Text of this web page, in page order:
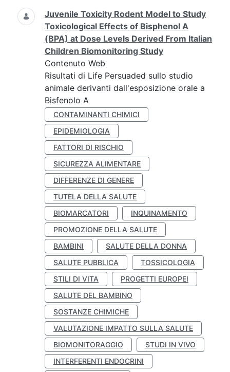
Juvenile Toxicity Rodent Model to Study
Toxicological Effects of Bisphenol A
(BPA) at Dose Levels Derived From Italian
Children Biomonitoring Study
Contenuto Web
Risultati di Life Persuaded sullo studio
animale derivanti dall'esposizione orale a
Bisfenolo A
CONTAMINANTI CHIMICI
EPIDEMIOLOGIA
FATTORI DI RISCHIO
SICUREZZA ALIMENTARE
DIFFERENZE DI GENERE
TUTELA DELLA SALUTE
BIOMARCATORI
INQUINAMENTO
PROMOZIONE DELLA SALUTE
BAMBINI
SALUTE DELLA DONNA
SALUTE PUBBLICA
TOSSICOLOGIA
STILI DI VITA
PROGETTI EUROPEI
SALUTE DEL BAMBINO
SOSTANZE CHIMICHE
VALUTAZIONE IMPATTO SULLA SALUTE
BIOMONITORAGGIO
STUDI IN VIVO
INTERFERENTI ENDOCRINI